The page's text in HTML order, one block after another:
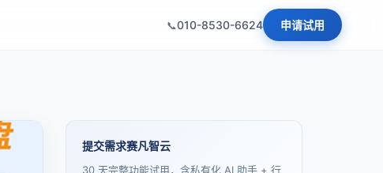
010-8530-6624 申请试用
提交需求赛凡智云
30 天完整功能试用，含私有化 AI 助手 + 行